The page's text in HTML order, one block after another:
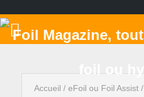
Accueil / eFoil ou Foil Assist/